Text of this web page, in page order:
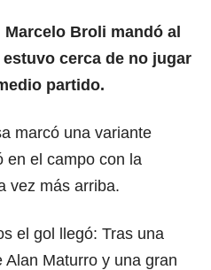
Marcelo Broli mandó al
cerca de no jugar
partido.
marcó una variante
en el campo con la
vez más arriba.
el gol llegó: Tras una
Maturro y una gran